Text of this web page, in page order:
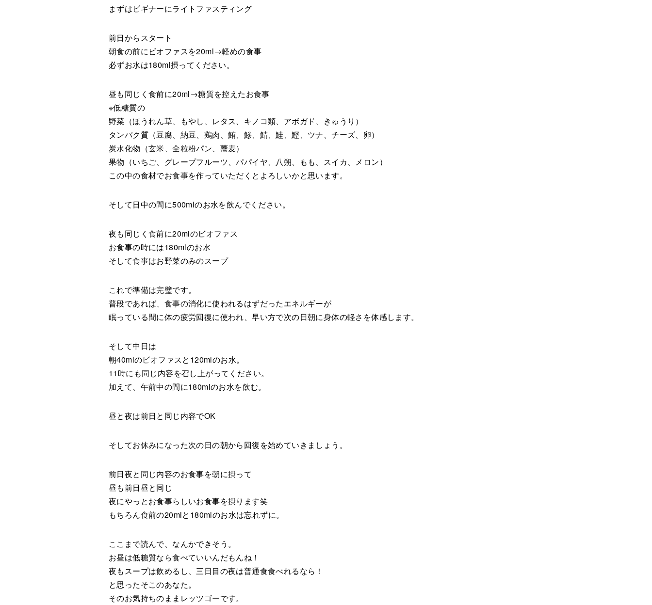
まずはビギナーにライトファスティング
前日からスタート
朝食の前にビオファスを20ml→軽めの食事
必ずお水は180ml摂ってください。
昼も同じく食前に20ml→糖質を控えたお食事
※低糖質の
野菜（ほうれん草、もやし、レタス、キノコ類、アボガド、きゅうり）
タンパク質（豆腐、納豆、鶏肉、鮪、鯵、鯖、鮭、鰹、ツナ、チーズ、卵）
炭水化物（玄米、全粒粉パン、蕎麦）
果物（いちご、グレープフルーツ、パパイヤ、八朔、もも、スイカ、メロン）
この中の食材でお食事を作っていただくとよろしいかと思います。
そして日中の間に500mlのお水を飲んでください。
夜も同じく食前に20mlのビオファス
お食事の時には180mlのお水
そして食事はお野菜のみのスープ
これで準備は完璧です。
普段であれば、食事の消化に使われるはずだったエネルギーが
眠っている間に体の疲労回復に使われ、早い方で次の日朝に身体の軽さを体感します。
そして中日は
朝40mlのビオファスと120mlのお水。
11時にも同じ内容を召し上がってください。
加えて、午前中の間に180mlのお水を飲む。
昼と夜は前日と同じ内容でOK
そしてお休みになった次の日の朝から回復を始めていきましょう。
前日夜と同じ内容のお食事を朝に摂って
昼も前日昼と同じ
夜にやっとお食事らしいお食事を摂ります笑
もちろん食前の20mlと180mlのお水は忘れずに。
ここまで読んで、なんかできそう。
お昼は低糖質なら食べていいんだもんね！
夜もスープは飲めるし、三日目の夜は普通食食べれるなら！
と思ったそこのあなた。
そのお気持ちのままレッツゴーです。